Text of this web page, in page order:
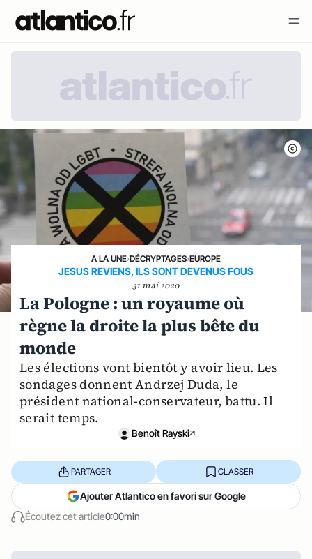
A LA UNE›DÉCRYPTAGES›EUROPE
JESUS REVIENS, ILS SONT DEVENUS FOUS
31 mai 2020
La Pologne : un royaume où
règne la droite la plus bête du
monde
Les élections vont bientôt y avoir lieu. Les
sondages donnent Andrzej Duda, le
président national-conservateur, battu. Il
serait temps.
Benoît Rayski
Écoutez cet article0:00min
PARTAGER CLASSER
Ajouter Atlantico en favori sur Google